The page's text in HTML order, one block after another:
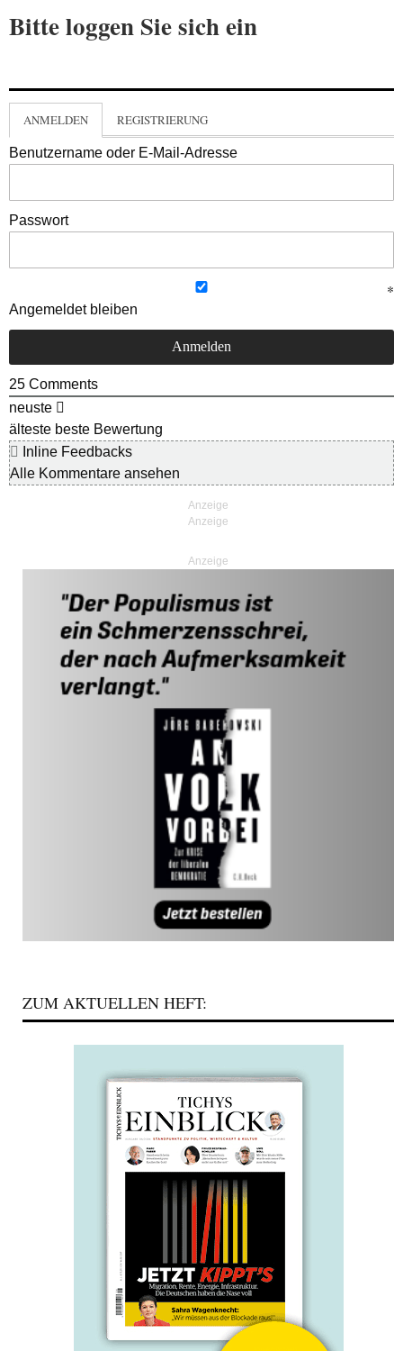
Bitte loggen Sie sich ein
ANMELDEN REGISTRIERUNG
Benutzername oder E-Mail-Adresse
Passwort
Angemeldet bleiben
25 Comments
neuste
älteste beste Bewertung
Inline Feedbacks
Alle Kommentare ansehen
Anzeige
ZUM AKTUELLEN HEFT: